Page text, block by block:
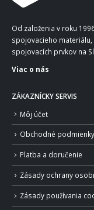
Od založenia v roku
spojovacieho
spojovacích prvkov na
Viac o nás
ZÁKAZNÍCKY SERVIS
Môj účet
Obchodné podmienky
Platba a doručenie
Zásady ochrany
Zásady používania